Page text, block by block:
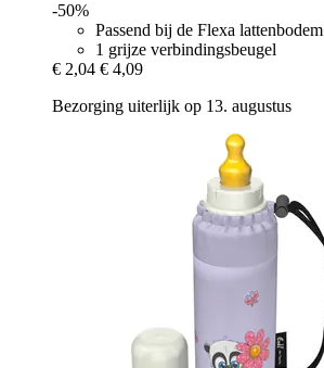
-50%
Passend bij de Flexa lattenbodem
1 grijze verbindingsbeugel
€ 2,04 € 4,09
Bezorging uiterlijk op 13. augustus